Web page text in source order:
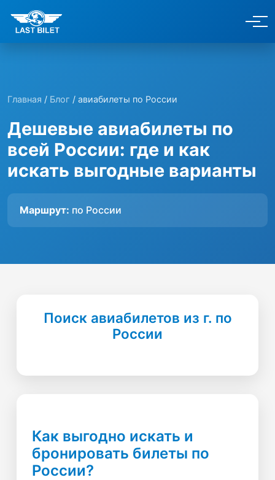
Главная / Блог / авиабилеты по России
Дешевые авиабилеты по
всей России: где и как
искать выгодные варианты
Маршрут: по России
Поиск авиабилетов из г. по
России
Как выгодно искать и
бронировать билеты по
России?